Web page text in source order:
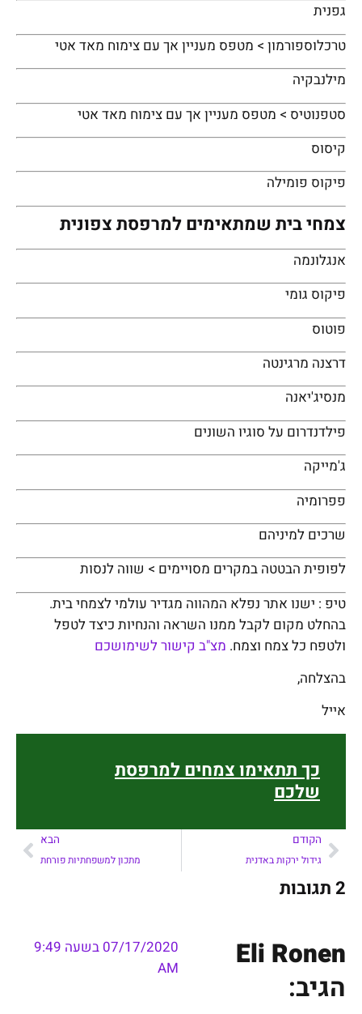
גפנית
טרכלוספורמון > מטפס מעניין אך עם צימוח מאד אטי
מילנבקיה
סטפנוטיס > מטפס מעניין אך עם צימוח מאד אטי
קיסוס
פיקוס פומילה
צמחי בית שמתאימים למרפסת צפונית
אנגלונמה
פיקוס גומי
פוטוס
דרצנה מרגינטה
מנסיג'יאנה
פילדנדרום על סוגיו השונים
ג'מייקה
פפרומיה
שרכים למיניהם
לפופית הבטטה במקרים מסויימים > שווה לנסות
טיפ : ישנו אתר נפלא המהווה מגדיר עולמי לצמחי בית.
בהחלט מקום לקבל ממנו השראה והנחיות כיצד לטפל
ולטפח כל צמח וצמח.מצ"ב קישור לשימושכם
בהצלחה,
אייל
כך תתאימו צמחים למרפסת
שלכם
הקודם
גידול ירקות באדנית
הבא
מתכון למשפחתיות פורחת
Eli Ronen
הגיב:
07/17/2020 בשעה 9:49
AM